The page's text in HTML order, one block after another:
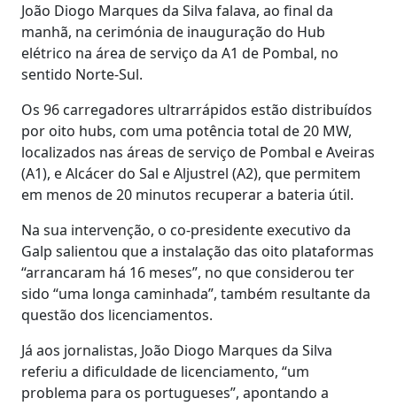
João Diogo Marques da Silva falava, ao final da
manhã, na cerimónia de inauguração do Hub
elétrico na área de serviço da A1 de Pombal, no
sentido Norte-Sul.
Os 96 carregadores ultrarrápidos estão distribuídos
por oito hubs, com uma potência total de 20 MW,
localizados nas áreas de serviço de Pombal e Aveiras
(A1), e Alcácer do Sal e Aljustrel (A2), que permitem
em menos de 20 minutos recuperar a bateria útil.
Na sua intervenção, o co-presidente executivo da
Galp salientou que a instalação das oito plataformas
“arrancaram há 16 meses”, no que considerou ter
sido “uma longa caminhada”, também resultante da
questão dos licenciamentos.
Já aos jornalistas, João Diogo Marques da Silva
referiu a dificuldade de licenciamento, “um
problema para os portugueses”, apontando a